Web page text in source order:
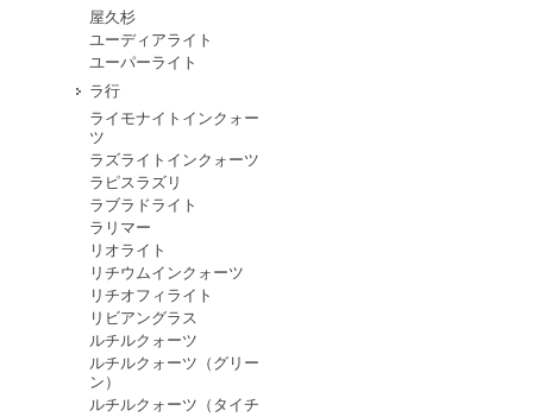
屋久杉
ユーディアライト
ユーパーライト
ラ行
ライモナイトインクォー
ツ
ラズライトインクォーツ
ラピスラズリ
ラブラドライト
ラリマー
リオライト
リチウムインクォーツ
リチオフィライト
リビアングラス
ルチルクォーツ
ルチルクォーツ（グリー
ン）
ルチルクォーツ（タイチ